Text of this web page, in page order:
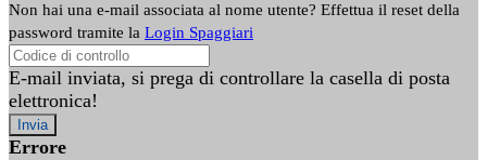
Non hai una e-mail associata al nome utente? Effettua il reset della
password tramite la Login Spaggiari
E-mail inviata, si prega di controllare la casella di posta
elettronica!
Errore